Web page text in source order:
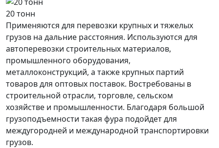
20 тонн
Применяются для перевозки крупных и тяжелых
грузов на дальние расстояния. Используются для
автоперевозки строительных материалов,
промышленного оборудования,
металлоконструкций, а также крупных партий
товаров для оптовых поставок. Востребованы в
строительной отрасли, торговле, сельском
хозяйстве и промышленности. Благодаря большой
грузоподъемности такая фура подойдет для
междугородней и международной транспортировки
грузов.